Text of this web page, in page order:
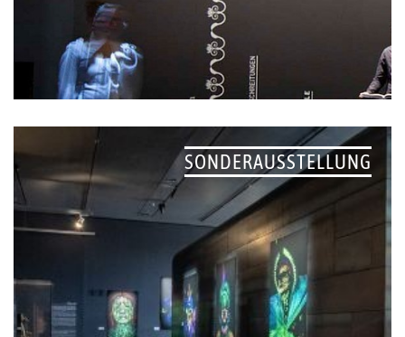
SONDERAUSSTELLUNG